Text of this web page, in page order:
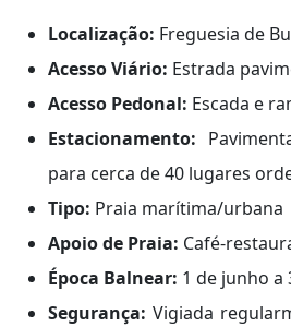
Localização: Freguesia de
Acesso Viário: Estrada
Acesso Pedonal: Escada e
Estacionamento:
para cerca de 40 lugares
Tipo: Praia marítima/urbana
Apoio de Praia: Café-
Época Balnear: 1 de junho a
Segurança: Vigiada